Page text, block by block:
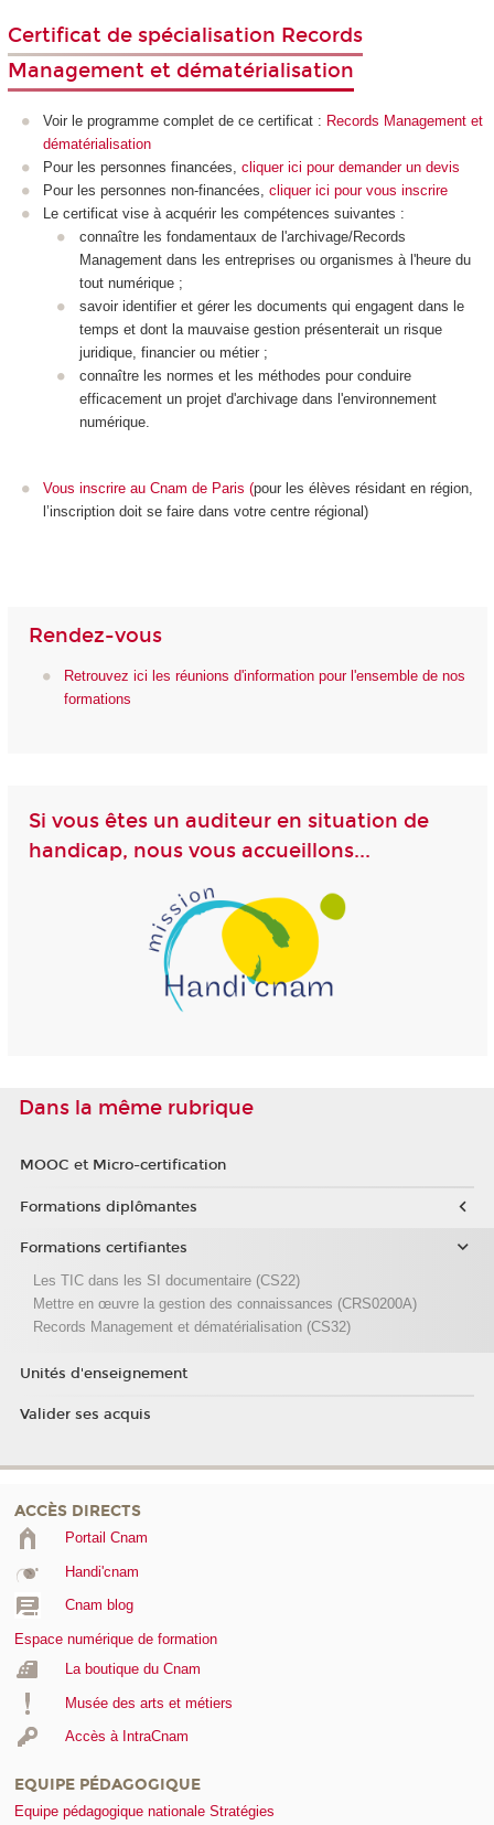
Certificat de spécialisation Records
Management et dématérialisation
Voir le programme complet de ce certificat : Records Management et
dématérialisation
Pour les personnes financées, cliquer ici pour demander un devis
Pour les personnes non-financées, cliquer ici pour vous inscrire
Le certificat vise à acquérir les compétences suivantes :
connaître les fondamentaux de l'archivage/Records
Management dans les entreprises ou organismes à l'heure du
tout numérique ;
savoir identifier et gérer les documents qui engagent dans le
temps et dont la mauvaise gestion présenterait un risque
juridique, financier ou métier ;
connaître les normes et les méthodes pour conduire
efficacement un projet d'archivage dans l'environnement
numérique.
Vous inscrire au Cnam de Paris (pour les élèves résidant en région,
l’inscription doit se faire dans votre centre régional)
Rendez-vous
Retrouvez ici les réunions d'information pour l'ensemble de nos
formations
Si vous êtes un auditeur en situation de
handicap, nous vous accueillons...
Dans la même rubrique
MOOC et Micro-certification
Formations diplômantes
Formations certifiantes
Les TIC dans les SI documentaire (CS22)
Mettre en œuvre la gestion des connaissances (CRS0200A)
Records Management et dématérialisation (CS32)
Unités d'enseignement
Valider ses acquis
ACCÈS DIRECTS
Portail Cnam
Handi'cnam
Cnam blog
Espace numérique de formation
La boutique du Cnam
Musée des arts et métiers
Accès à IntraCnam
EQUIPE PÉDAGOGIQUE
Equipe pédagogique nationale Stratégies